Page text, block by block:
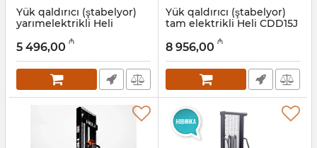
Yük qaldırıcı (ştabelyor)
yarımelektrikli Heli
Artikul: 056001005
5 496,00 ₼
Yük qaldırıcı (ştabelyor)
tam elektrikli Heli CDD15J
Artikul: 056001004
8 956,00 ₼